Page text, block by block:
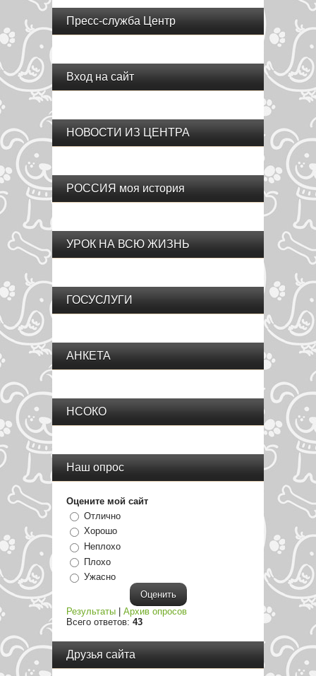
Пресс-служба Центр
Вход на сайт
НОВОСТИ ИЗ ЦЕНТРА
РОССИЯ моя история
УРОК НА ВСЮ ЖИЗНЬ
ГОСУСЛУГИ
АНКЕТА
НСОКО
Наш опрос
Оцените мой сайт
Отлично
Хорошо
Неплохо
Плохо
Ужасно
Результаты | Архив опросов
Всего ответов: 43
Друзья сайта